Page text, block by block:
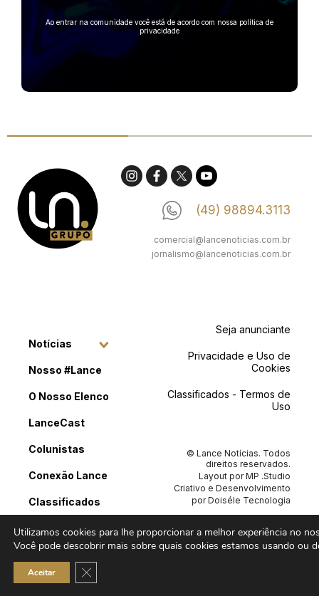
Ao entrar na comunidade você está de acordo com nossa política de
privacidade
(49) 98894.3113
comercial@lancenoticias.com.br
jornalismo@lancenoticias.com.br
Notícias
Nosso #Lance
O Nosso Elenco
LanceCast
Colunistas
Conexão Lance
Classificados
Contato
Seja anunciante
Privacidade e Uso de
Cookies
Classificados - Termos de
Uso
© Lance Notícias. Todos
direitos reservados.
Layout porMP .Studio
Criativo e Desenvolvimento
porDoiséle Tecnologia
Utilizamos cookies para lhe proporcionar a melhor experiência no
Você pode descobrir mais sobre quais cookies estamos usando ou
Aceitar Close GDPR Cookie Banner